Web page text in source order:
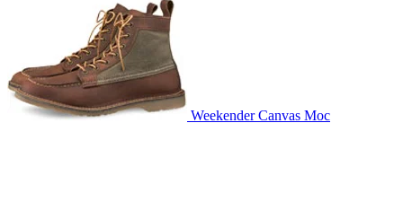
Weekender Canvas Moc